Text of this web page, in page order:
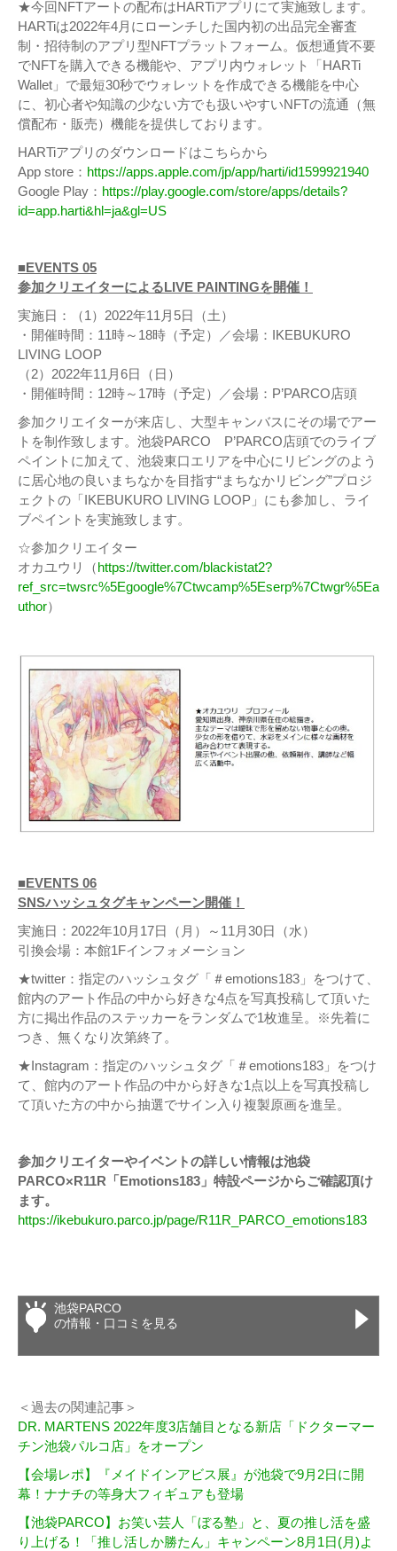
★今回NFTアートの配布はHARTiアプリにて実施致します。
HARTiは2022年4⽉にローンチした国内初の出品完全審査
制・招待制のアプリ型NFTプラットフォーム。仮想通貨不要
でNFTを購⼊できる機能や、アプリ内ウォレット「HARTi
Wallet」で最短30秒でウォレットを作成できる機能を中⼼
に、初⼼者や知識の少ない⽅でも扱いやすいNFTの流通（無
償配布・販売）機能を提供しております。
HARTiアプリのダウンロードはこちらから
App store： https://apps.apple.com/jp/app/harti/id1599921940
Google Play： https://play.google.com/store/apps/details?
id=app.harti&hl=ja&gl=US
■EVENTS 05
参加クリエイターによるLIVE PAINTINGを開催！
実施日：（1）2022年11月5日（土）
・開催時間：11時～18時（予定）／会場：IKEBUKURO
LIVING LOOP
（2）2022年11月6日（日）
・開催時間：12時～17時（予定）／会場：P’PARCO店頭
参加クリエイターが来店し、大型キャンバスにその場でアー
トを制作致します。池袋PARCO P’PARCO店頭でのライブ
ペイントに加えて、池袋東口エリアを中心にリビングのよう
に居心地の良いまちなかを目指す“まちなかリビング”プロジ
ェクトの「IKEBUKURO LIVING LOOP」にも参加し、ライ
ブペイントを実施致します。
☆参加クリエイター
オカユウリ（https://twitter.com/blackistat2?
ref_src=twsrc%5Egoogle%7Ctwcamp%5Eserp%7Ctwgr%5Ea
uthor）
■EVENTS 06
SNSハッシュタグキャンペーン開催！
実施日：2022年10月17日（月）～11月30日（水）
引換会場：本館1Fインフォメーション
★twitter：指定のハッシュタグ「＃emotions183」をつけて、
館内のアート作品の中から好きな4点を写真投稿して頂いた
方に掲出作品のステッカーをランダムで1枚進呈。※先着に
つき、無くなり次第終了。
★Instagram：指定のハッシュタグ「＃emotions183」をつけ
て、館内のアート作品の中から好きな1点以上を写真投稿し
て頂いた方の中から抽選でサイン入り複製原画を進呈。
参加クリエイターやイベントの詳しい情報は池袋
PARCO×R11R「Emotions183」特設ページからご確認頂け
ます。
https://ikebukuro.parco.jp/page/R11R_PARCO_emotions183
池袋PARCO
の情報・口コミを見る
＜過去の関連記事＞
DR. MARTENS 2022年度3店舗目となる新店「ドクターマー
チン池袋パルコ店」をオープン
【会場レポ】『メイドインアビス展』が池袋で9月2日に開
幕！ナナチの等身大フィギュアも登場
【池袋PARCO】お笑い芸人「ぼる塾」と、夏の推し活を盛
り上げる！「推し活しか勝たん」キャンペーン8月1日(月)よ